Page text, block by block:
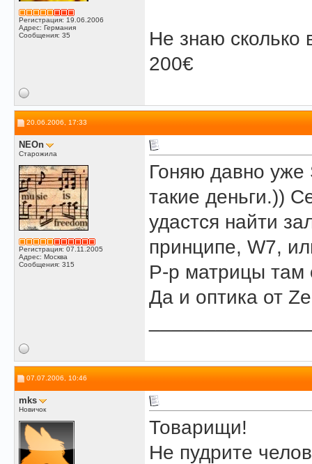
Регистрация: 19.06.2006
Адрес: Германия
Сообщения: 35
Не знаю сколько
200€
20.06.2006, 17:33
NEOn
Старожила
Регистрация: 07.11.2005
Адрес: Москва
Сообщения: 315
Гоняю давно
такие деньги.))
удастся найти
принципе, W7,
Р-р матрицы там
Да и оптика от
07.07.2006, 10:46
mks
Новичок
Товарищи!
Не пудрите